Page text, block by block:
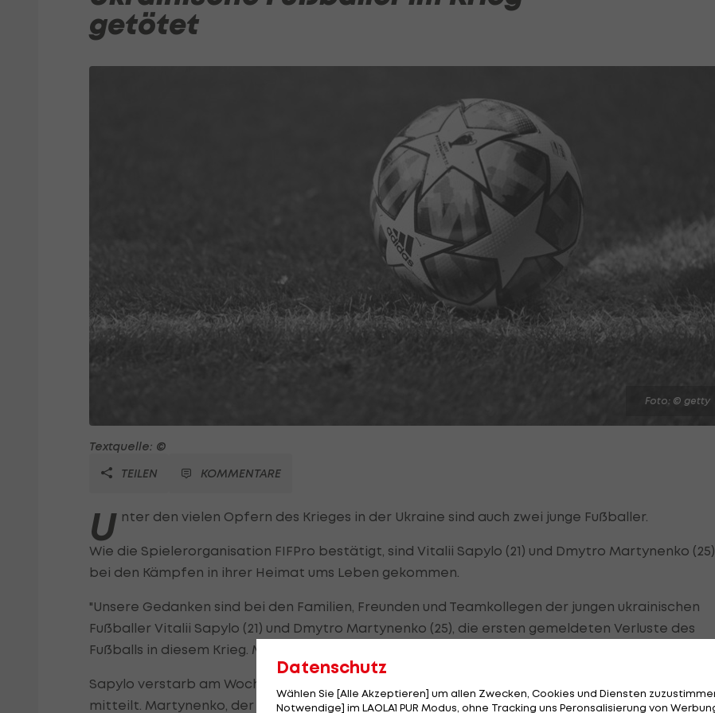
getötet
Foto: © getty
Textquelle: ©
TEILEN
KOMMENTARE
U nter den vielen Opfern des Krieges in der Ukraine sind auch zwei junge Fußballer.
Wie die Spielerorganisation FIFPro bestätigt, sind Vitalii Sapylo (21) und Dmytro Martynenko (25)
bei den Kämpfen in ihrer Heimat ums Leben gekommen.
"Unsere Gedanken sind bei den Familien, Freunden und Teamkollegen der jungen ukrainischen
Fußballer Vitalii Sapylo (21) und Dmytro Martynenko (25), die ersten gemeldeten Verluste des
Fußballs in diesem Krieg. Mögen beide in Frieden ruhen", schreibt die FIFPro bei Twitter.
Sapylo verstarb am Wochenende bei Kämpfen in der Nähe von Kiew, wie sein Klub Karpaty Lviv
mitteilt. Martynenko, der für den FC Gostomel spielte, verstarb einer offiziellen Mitteilung
Datenschutz
Wählen Sie [Alle Akzeptieren] um allen Zwecken, Cookies und Diensten
Notwendige] im LAOLA1 PUR Modus, ohne Tracking uns Peronsalisierung von